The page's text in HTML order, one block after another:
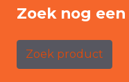
Zoek nog
Zoek product